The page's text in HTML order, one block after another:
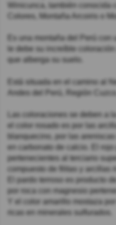
Winicunca, también conocida
Colores, Montaña Arcoiris o
Es una montaña del Perú
le debe su increíble
que alberga su suelo.
Está situada en el camino al
Andes del Perú, Región
Las coloraciones se deben a
el color rosado es por las
blanquecino, por las
en carbonato de calcio. El
pertenecientes al terciario
compuesto de filitas y arcillas
El pardo terroso es producto
por roca con magnesio
Y el color amarillo mostaza
ricas en minerales sulfurados.